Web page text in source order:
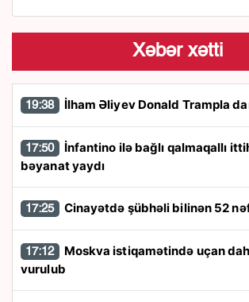
Xəbər xətti
19:38 İlham Əliyev Donald Trampla
17:50
bəyanat yaydı
17:25 Cinayətdə şübhəli bilinən 52
17:12
vurulub